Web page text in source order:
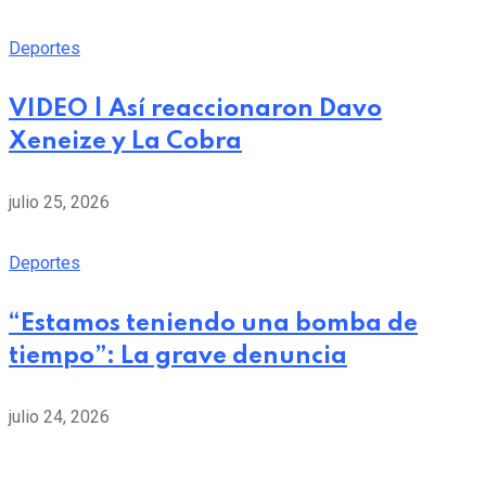
Deportes
VIDEO | Así reaccionaron Davo
Xeneize y La Cobra
julio 25, 2026
Deportes
“Estamos teniendo una bomba de
tiempo”: La grave denuncia
julio 24, 2026